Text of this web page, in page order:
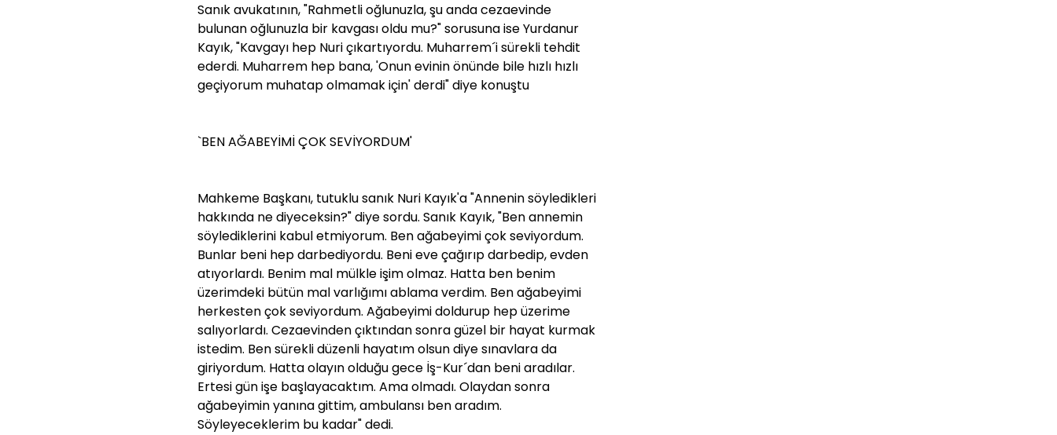
Sanık avukatının, "Rahmetli oğlunuzla, şu anda cezaevinde
bulunan oğlunuzla bir kavgası oldu mu?" sorusuna ise Yurdanur
Kayık, "Kavgayı hep Nuri çıkartıyordu. Muharrem´i sürekli tehdit
ederdi. Muharrem hep bana, 'Onun evinin önünde bile hızlı hızlı
geçiyorum muhatap olmamak için' derdi" diye konuştu
`BEN AĞABEYİMİ ÇOK SEVİYORDUM'
Mahkeme Başkanı, tutuklu sanık Nuri Kayık'a "Annenin söyledikleri
hakkında ne diyeceksin?" diye sordu. Sanık Kayık, "Ben annemin
söylediklerini kabul etmiyorum. Ben ağabeyimi çok seviyordum.
Bunlar beni hep darbediyordu. Beni eve çağırıp darbedip, evden
atıyorlardı. Benim mal mülkle işim olmaz. Hatta ben benim
üzerimdeki bütün mal varlığımı ablama verdim. Ben ağabeyimi
herkesten çok seviyordum. Ağabeyimi doldurup hep üzerime
salıyorlardı. Cezaevinden çıktından sonra güzel bir hayat kurmak
istedim. Ben sürekli düzenli hayatım olsun diye sınavlara da
giriyordum. Hatta olayın olduğu gece İş-Kur´dan beni aradılar.
Ertesi gün işe başlayacaktım. Ama olmadı. Olaydan sonra
ağabeyimin yanına gittim, ambulansı ben aradım.
Söyleyeceklerim bu kadar" dedi.